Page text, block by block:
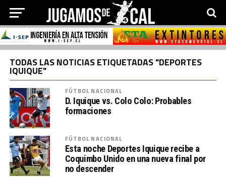
TODAS LAS NOTICIAS ETIQUETADAS "DEPORTES
IQUIQUE"
FÚTBOL NACIONAL
D. Iquique vs. Colo Colo: Probables
formaciones
FÚTBOL NACIONAL
Esta noche Deportes Iquique recibe a
Coquimbo Unido en una nueva final por
no descender